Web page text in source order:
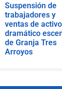
Suspensión de
trabajadores y
ventas de
dramático
de Granja Tres
Arroyos